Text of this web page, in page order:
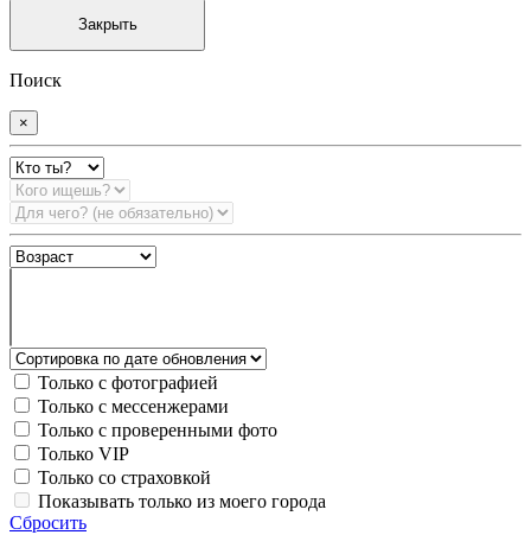
Закрыть
Поиск
×
Только с фотографией
Только с мессенжерами
Только с проверенными фото
Только VIP
Только со страховкой
Показывать только из моего города
Сбросить